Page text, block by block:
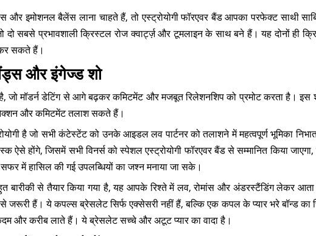
और इमोशनल बैलेंस लाना चाहते हैं, तो एस्ट्रोयोगी फॉरएवर बैंड आपका परफेक्ट साथी
सबसे प्रभावशाली क्रिस्टल रोज क्वार्ट्ज़ और टूमलाइन के साथ बने हैं। यह दोनों ही
सकते हैं।
बैंड्स और इंगेज्ड शो
है, जो मॉडर्न डेटिंग से आगे बढ़कर कमिटमेंट और मजबूत रिलेशनशिप को प्रमोट करता है। इस
और कमिटमेंट तलाश सकते हैं।
है जो सभी कंटेस्टेंट को उनके आइडल लव पार्टनर को तलाशने में महत्वपूर्ण भूमिका
होंगे, जिसमें सभी विनर्स को स्पेशल एस्ट्रोयोगी फॉरएवर बैंड से सम्मानित किया जाएगा,
में हासिल की गई उपलब्धियों का जश्न मनाया जा सके।
बारीकी से तैयार किया गया है, यह आपके रिश्ते में लव, रोमांस और अंडरस्टैंडिंग लेकर
जरूरी हैं। ये कपल्स ब्रेसलेट सिर्फ एक्सेसरी नहीं हैं, बल्कि एक कपल के प्यार भरे बॉन्ड का
और करीब लाते हैं। ये ब्रेसलेट सच्चे और अटूट प्यार का वादा है।